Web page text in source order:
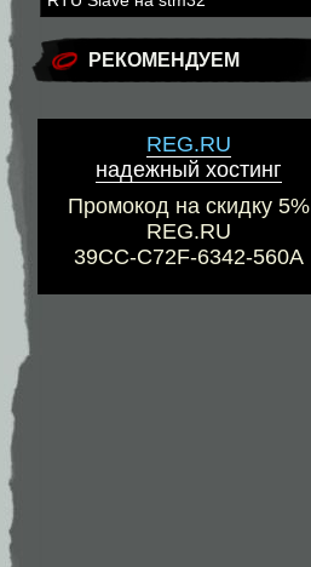
РЕКОМЕНДУЕМ
REG.RU
надежный хостинг
Промокод на скидку 5%
REG.RU
39CC-C72F-6342-560A